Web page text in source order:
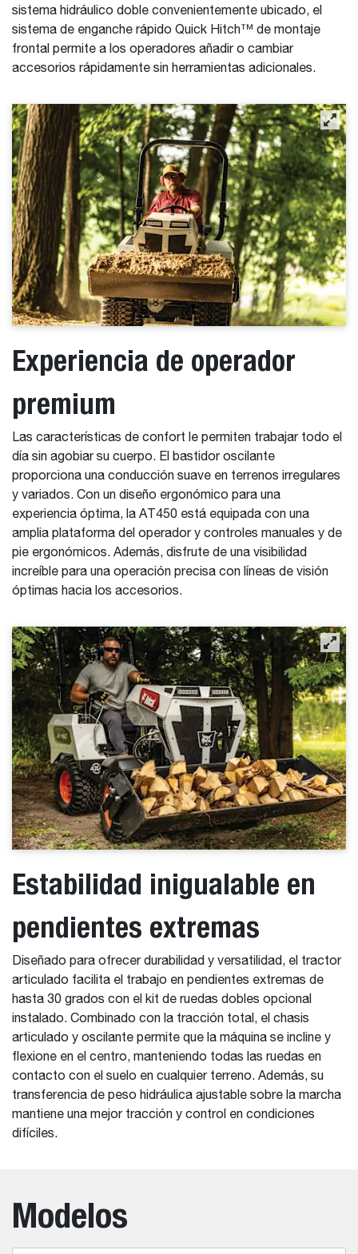
sistema hidráulico doble convenientemente ubicado, el
sistema de enganche rápido Quick Hitch™ de montaje
frontal permite a los operadores añadir o cambiar
accesorios rápidamente sin herramientas adicionales.
Experiencia de operador
premium
Las características de confort le permiten trabajar todo el
día sin agobiar su cuerpo. El bastidor oscilante
proporciona una conducción suave en terrenos irregulares
y variados. Con un diseño ergonómico para una
experiencia óptima, la AT450 está equipada con una
amplia plataforma del operador y controles manuales y de
pie ergonómicos. Además, disfrute de una visibilidad
increíble para una operación precisa con líneas de visión
óptimas hacia los accesorios.
Estabilidad inigualable en
pendientes extremas
Diseñado para ofrecer durabilidad y versatilidad, el tractor
articulado facilita el trabajo en pendientes extremas de
hasta 30 grados con el kit de ruedas dobles opcional
instalado. Combinado con la tracción total, el chasis
articulado y oscilante permite que la máquina se incline y
flexione en el centro, manteniendo todas las ruedas en
contacto con el suelo en cualquier terreno. Además, su
transferencia de peso hidráulica ajustable sobre la marcha
mantiene una mejor tracción y control en condiciones
difíciles.
Modelos